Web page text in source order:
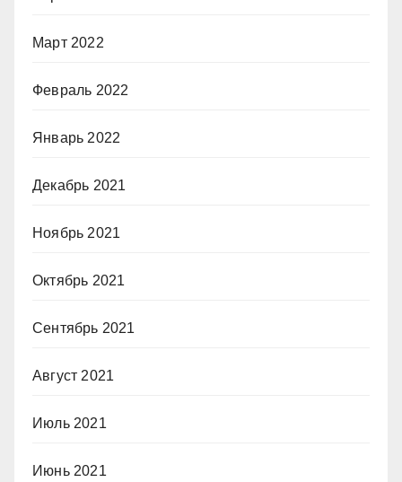
Март 2022
Февраль 2022
Январь 2022
Декабрь 2021
Ноябрь 2021
Октябрь 2021
Сентябрь 2021
Август 2021
Июль 2021
Июнь 2021